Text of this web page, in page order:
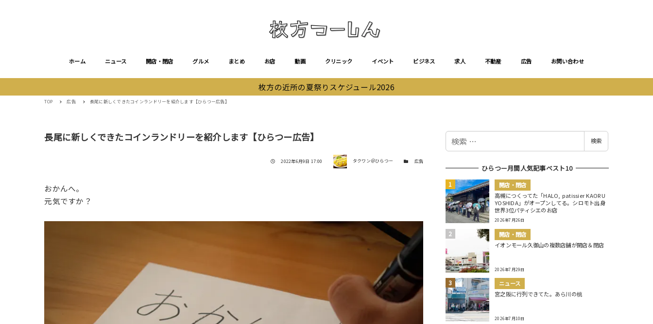
ホーム ニュース 開店・閉店 グルメ まとめ お店 動画 クリニック イベント ビジネス 求人 不動産 広告 お問い合わせ
枚方の近所の夏祭りスケジュール2026
TOP 広告 長尾に新しくできたコインランドリーを紹介します【ひらつー広告】
長尾に新しくできたコインランドリーを紹介します【ひらつー広告】
投稿日
2022年6月9日 17:00 著者 タクワン＠ひらつー カテゴリー
広告
おかんへ。
元気ですか？
検
検索
ひらつー月間人気記事ベスト10
開店・閉店
高槻につくってた「HALO, patissier KAORU
YOSHIDA」がオープンしてる。シロモト出身
世界3位パティシエのお店
2026年7月26日
開店・閉店
イオンモール久御山の複数店舗が開店＆閉店
2026年7月29日
ニュース
宮之阪に行列できてた。あら川の桃
2026年7月10日